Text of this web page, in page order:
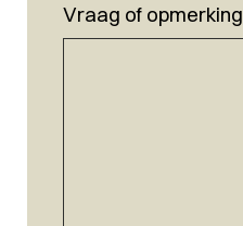
Vraag of opmerking